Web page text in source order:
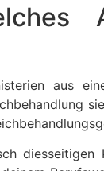
aus